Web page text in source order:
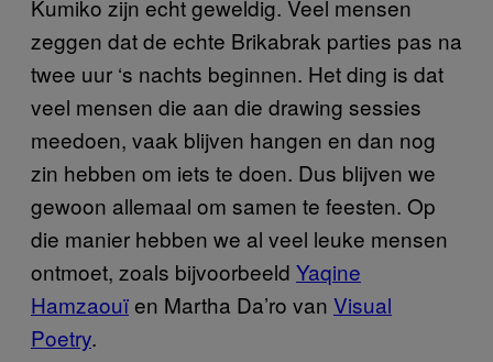
Kumiko zijn echt geweldig. Veel mensen
zeggen dat de echte Brikabrak parties pas na
twee uur ‘s nachts beginnen. Het ding is dat
veel mensen die aan die drawing sessies
meedoen, vaak blijven hangen en dan nog
zin hebben om iets te doen. Dus blijven we
gewoon allemaal om samen te feesten. Op
die manier hebben we al veel leuke mensen
ontmoet, zoals bijvoorbeeld Yaqine
Hamzaouïen Martha Da’ro van Visual
Poetry.